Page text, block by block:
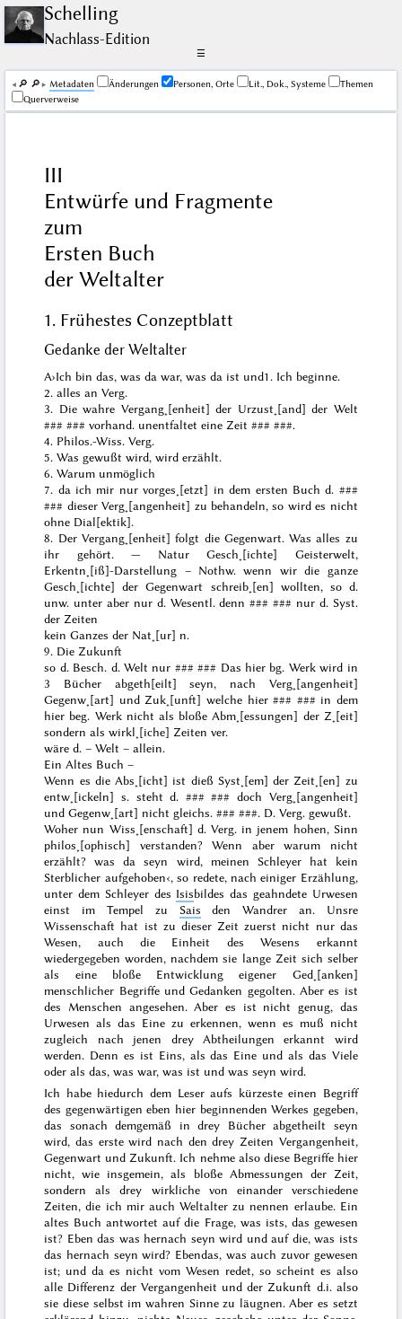
Schelling
Nachlass-Edition
☰
🔎︎ 🔎︎ Me­ta­da­ten Änderungen Personen, Orte Lit., Dok., Systeme
Themen
Querverweise
III
Entwürfe und Fragmente
zum
Ersten Buch
der Weltalter
1. Frühestes Conzeptblatt
Gedanke der Weltalter
A›Ich bin das, was da war, wasda ist und1. Ich beginne.
2. alles an Verg.
3. Die wahre Vergang˖[enheit] der Urzust˖[and] der Welt
### ### vorhand. unentfaltet eine Zeit### ###.
4. Philos.-Wiss. Verg.
5. Was gewußt wird, wird erzählt.
6. Warum unmöglich
7. da ich mir nur vorges˖[etzt] in dem ersten Buch d. ###
### dieser Verg˖[angenheit] zu behandeln, so wird es nicht
ohne Dial[ektik].
8. Der Vergang˖[enheit] folgt die Gegenwart. Was alles zu
ihr gehört. — Natur Gesch˖[ichte] Geisterwelt,
Erkentn˖[iß]-Darstellung – Nothw. wenn wir die ganze
Gesch˖[ichte] der Gegenwart schreib˖[en] wollten, so d.
unw. unter aber nur d. Wesentl. denn### ### nur d. Syst.
der Zeiten
kein Ganzes der Nat˖[ur] n.
9. Die Zukunft
so d. Besch. d. Welt nur ### ### Das hier bg. Werk wird in
3 Bücher abgeth[eilt] seyn, nach Verg˖[angenheit]
Gegenw˖[art] und Zuk˖[unft] welche hier### ###in dem
hier beg. Werk nicht als bloße Abm˖[essungen] der Z˖[eit]
sondern als wirkl˖[iche] Zeiten ver.
wäre d. – Welt – allein.
Ein Altes Buch –
Wenn es die Abs˖[icht] ist dieß Syst˖[em] der Zeit˖[en] zu
entw˖[ickeln] s. steht d. ### ### doch Verg˖[angenheit]
und Gegenw˖[art] nicht gleichs.### ###. D. Verg. gewußt.
Woher nun Wiss˖[enschaft] d. Verg. in jenem hohen, Sinn
philos˖[ophisch] verstanden? Wenn aber warum nicht
erzählt? wasda seyn wird, meinen Schleyer hat kein
Sterblicher aufgehoben‹, so redete, nach einiger Erzählung,
unter dem Schleyer des Isisbildes das geahndete Urwesen
einst im Tempel zu Sais den Wandrer an. Unsre
Wissenschaft hat ist zu dieser Zeitzuerst nicht nur das
Wesen, auch die Einheit des Wesens erkannt
wiedergegeben worden, nachdem sie lange Zeit sich selber
als eine bloße Entwicklungeigener Ged˖[anken]
menschlicher Begriffe und Gedanken gegolten. Aber es ist
des Menschen angesehen. Aber es ist nicht genug, das
Urwesen als das Eine zu erkennen, wenn es muß nicht
zugleich nach jenen drey Abtheilungen erkannt wird
werden. Denn es ist Eins, als das Eine und als das Viele
oder als das, was war, was ist und was seyn wird.
Ich habe hiedurch dem Leser aufs kürzeste einen Begriff
des gegenwärtigen eben hier beginnenden Werkes gegeben,
das sonach demgemäß in drey Bücher abgetheilt seyn
wird, das erste wird nach den drey Zeiten Vergangenheit,
Gegenwart und Zukunft. Ich nehme alsodiese Begriffe hier
nicht, wie insgemein, als bloße Abmessungen der Zeit,
sondern als drey wirkliche von einander verschiedene
Zeiten, die ich mir auch Weltalter zu nennen erlaube. Ein
altes Buch antwortet auf die Frage, was ists, das gewesen
ist? Eben das was hernach seyn wird und auf die, was ists
das hernach seyn wird? Ebendas, was auch zuvor gewesen
ist; und da es nicht vom Wesen redet, so scheint es also
alle Differenz der Vergangenheit und der Zukunft d.i. also
sie diese selbst im wahren Sinne zu läugnen. Aber es setzt